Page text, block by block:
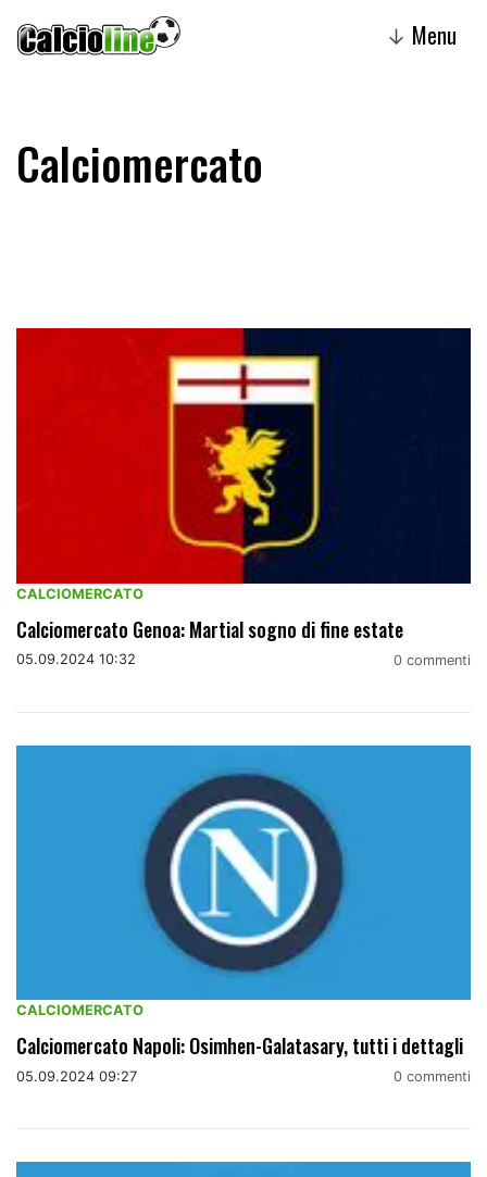
↓ Menu
Calciomercato
CALCIOMERCATO
Calciomercato Genoa: Martial sogno di fine estate
05.09.2024 10:32 0 commenti
CALCIOMERCATO
Calciomercato Napoli: Osimhen-Galatasary, tutti i dettagli
05.09.2024 09:27 0 commenti